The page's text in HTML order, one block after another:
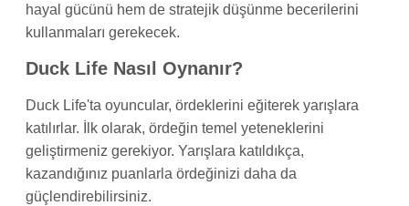
hayal gücünü hem de stratejik düşünme becerilerini
kullanmaları gerekecek.
Duck Life Nasıl Oynanır?
Duck Life'ta oyuncular, ördeklerini eğiterek yarışlara
katılırlar. İlk olarak, ördeğin temel yeteneklerini
geliştirmeniz gerekiyor. Yarışlara katıldıkça,
kazandığınız puanlarla ördeğinizi daha da
güçlendirebilirsiniz.